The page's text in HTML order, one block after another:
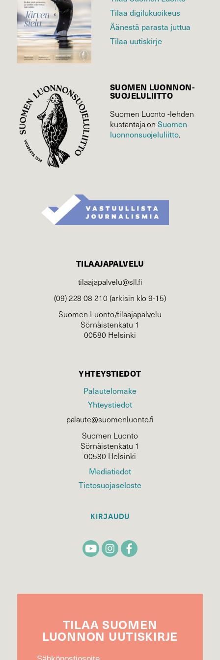
Tilaa digilukuoikeus
Äänestä parasta juttua
Tilaa uutiskirje
SUOMEN LUONNON­
SUOJELU­LIITTO
Suomen Luonto -lehden
kustantaja onSuomen
luonnonsuojelu­liitto.
TILAAJAPALVELU
tilaajapalvelu@sll.fi
(09) 228 08 210 (arkisin klo 9-15)
Suomen Luonto/tilaajapalvelu
Sörnäistenkatu 1
00580 Helsinki
YHTEYSTIEDOT
Palautelomake
Yhteystiedot
palaute@suomenluonto.fi
Suomen Luonto
Sörnäistenkatu 1
00580 Helsinki
Mediatiedot
Tietosuojaseloste
KIRJAUDU
TILAA SUOMEN
LUONNON UUTIS­KIRJE